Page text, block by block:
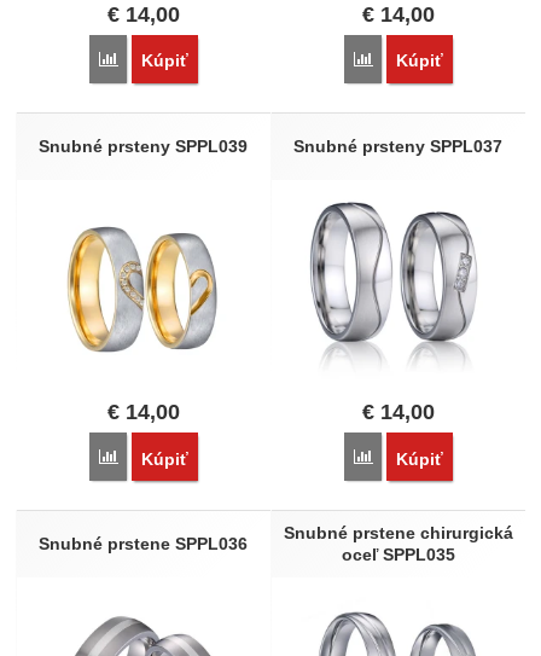
€ 14,00
Porovnať
Kúpiť
€14,00
Porovnať
Kúpiť
Snubné prsteny SPPL039
€ 14,00
Porovnať
Kúpiť
Snubné prsteny SPPL037
€14,00
Porovnať
Kúpiť
Snubné prstene SPPL036
Snubné prstene chirurgická
oceľ SPPL035